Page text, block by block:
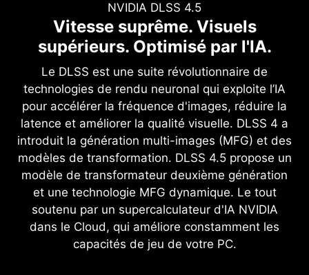
NVIDIA DLSS 4.5
Vitesse suprême. Visuels
supérieurs. Optimisé par l'IA.
Le DLSS est une suite révolutionnaire de
technologies de rendu neuronal qui exploite l’IA
pour accélérer la fréquence d'images, réduire la
latence et améliorer la qualité visuelle. DLSS 4 a
introduit la génération multi-images (MFG) et des
modèles de transformation. DLSS 4.5 propose un
modèle de transformateur deuxième génération
et une technologie MFG dynamique. Le tout
soutenu par un supercalculateur d'IA NVIDIA
dans le Cloud, qui améliore constamment les
capacités de jeu de votre PC.
NVIDIA accélère l'IA du monde
entier. Et la vôtre.
Passez au niveau supérieur de l'intelligence
artificielle avancée avec les GPU Nvidia GeForce
RTX™ et accélérez votre expérience de jeu, de
création, de travail et de développement. Grâce
aux processeurs d'IA intégrés, vous profitez de
technologies d'IA de pointe pour propulser votre
ordinateur portable Windows.
Ray tracing intégral avec rendu
neuronal
Un réalisme révolutionnaire
L’architecture NVIDIA Blackwell vous fournit un
réalisme sans précédent avec une prise en
charge avancée du ray tracing intégral. Grâce
aux GPU GeForce RTX™ série 50, dotés de
cœurs RT de quatrième génération, ainsi qu'à
des technologies novatrices de rendu neuronal
accélérées par les cœurs Tensor de cinquième
génération, vous bénéficiez de visuels de qualité
cinéma à une vitesse extraordinaire.